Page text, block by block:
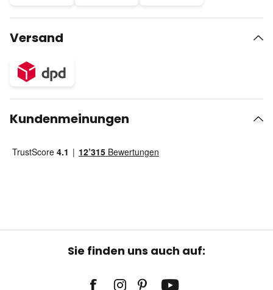
Versand
Kundenmeinungen
Sie finden uns auch auf: